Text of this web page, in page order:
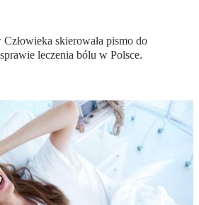
skierowała pismo do
leczenia bólu w Polsce.